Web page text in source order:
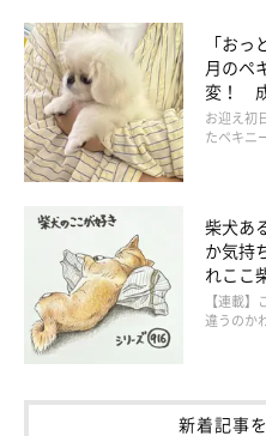
連載「こぐま犬てんすけ」
「お
月のペ
変！
お迎え初
たペキニ
柴犬あ
か気持
れここ
【連載
違うのか
新着記事